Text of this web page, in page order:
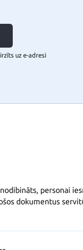
uz e-adresi
personai
dokumentus